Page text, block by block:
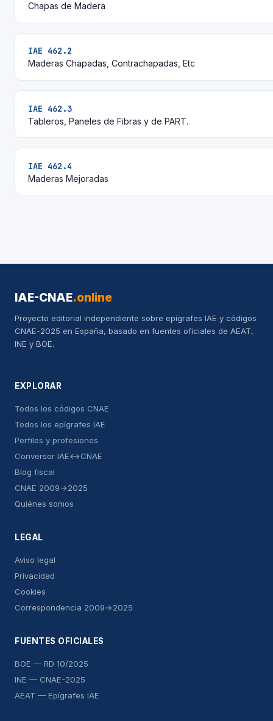
Chapas de Madera
IAE 462.2
Maderas Chapadas, Contrachapadas, Etc
IAE 462.3
Tableros, Paneles de Fibras y de PART.
IAE 462.4
Maderas Mejoradas
IAE-CNAE.online
Proyecto editorial independiente sobre epígrafes IAE y códigos
CNAE-2025 en España, basado en fuentes oficiales de AEAT,
INE y BOE.
EXPLORAR
Todos los códigos CNAE
Todos los epígrafes IAE
Perfiles y profesiones
Conversor IAE↔CNAE
Blog fiscal
CNAE 2009→2025
Quiénes somos
LEGAL
Aviso legal
Privacidad
Cookies
Correspondencia 2009→2025
FUENTES OFICIALES
BOE — RD 10/2025
INE — CNAE-2025
AEAT — Epígrafes IAE